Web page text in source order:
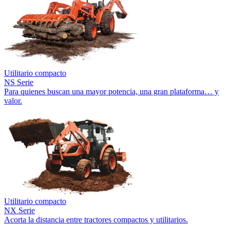
Utilitario compacto
NS Serie
Para quienes buscan una mayor potencia, una gran plataforma… y
valor.
Utilitario compacto
NX Serie
Acorta la distancia entre tractores compactos y utilitarios.